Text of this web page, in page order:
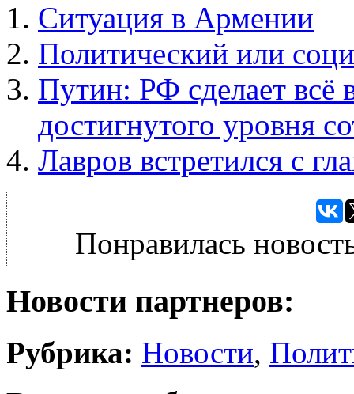
Ситуация в Армении
Политический или
Путин: РФ сделает всё
достигнутого уровня
Лавров встретился с
Понравилась
Новости партнеров:
Рубрика: Новости,